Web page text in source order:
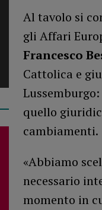
Al tavolo si
gli Affari
Francesco
Cattolica e
quello
cambiamenti.
«Abbiamo
necessario
momento in